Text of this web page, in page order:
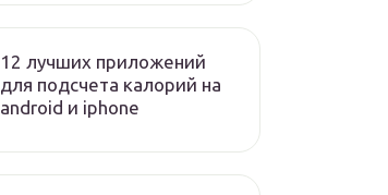
12 лучших приложений
для подсчета калорий на
android и iphone